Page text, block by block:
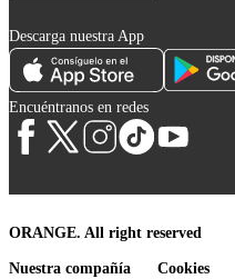
Descarga nuestra App
Encuéntranos en redes
ORANGE. All right reserved
Nuestra compañía Cookies